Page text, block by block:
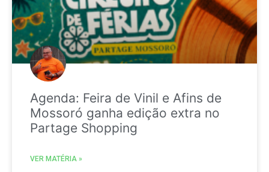
Agenda: Feira de Vinil e Afins de
Mossoró ganha edição extra no
Partage Shopping
VER MATÉRIA »